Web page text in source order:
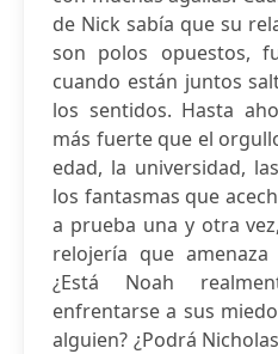
de Nick sabía que su
son polos opuestos,
cuando están juntos
los sentidos. Hasta
más fuerte que el
edad, la universidad,
los fantasmas que
a prueba una y otra
relojería que
¿Está Noah
enfrentarse a sus
alguien? ¿Podrá